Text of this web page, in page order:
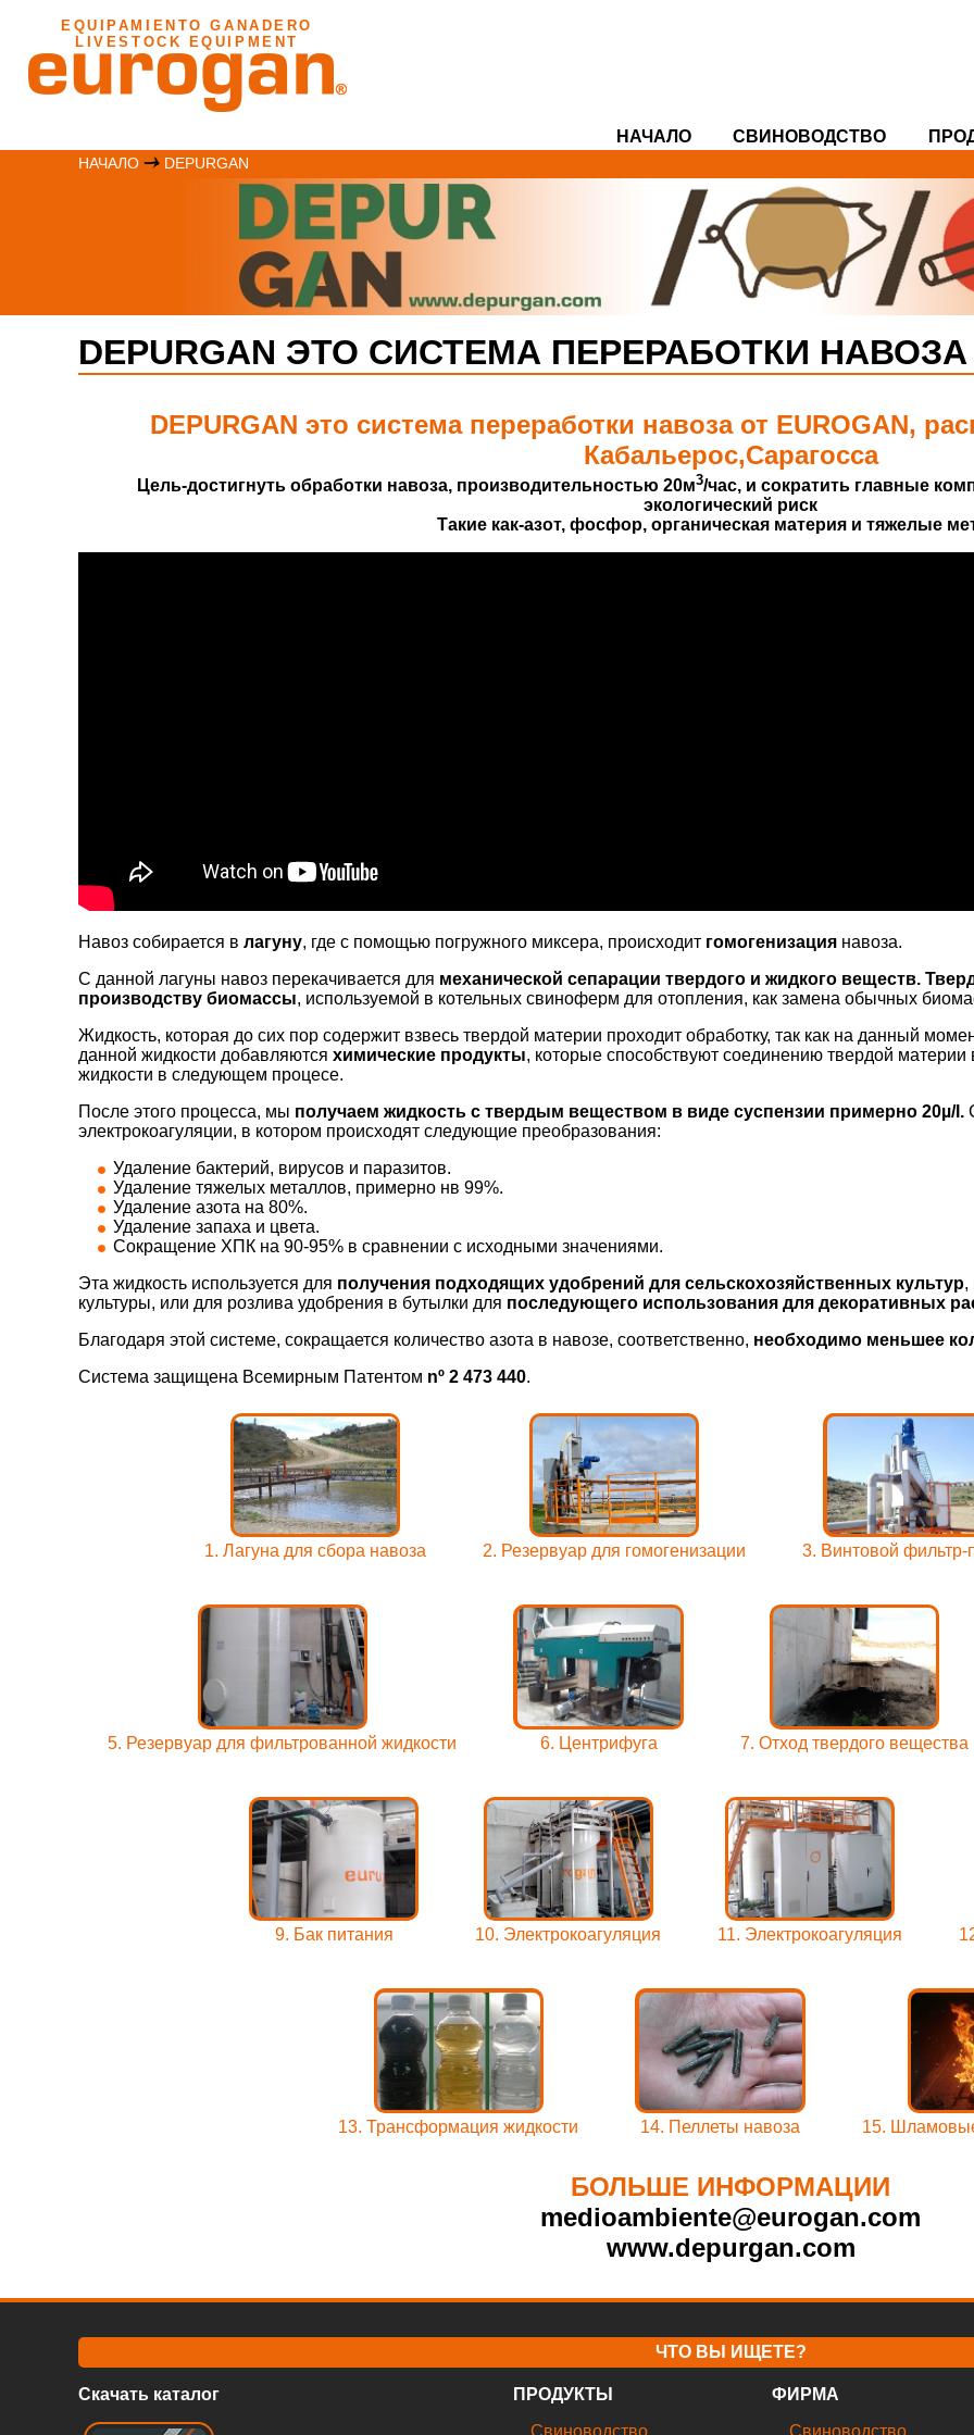
EQUIPAMIENTO GANADERO
LIVESTOCK EQUIPMENT
НАЧАЛО СВИНОВОДСТВO
НАЧАЛО DEPURGAN
DEPURGAN ЭТО СИСТЕМА ПЕРЕРАБОТКИ НАВОЗА
DEPURGAN это система переработки навоза от EUROGAN,
Кабальерос,Сарагосса
Цель-достигнуть обработки навоза, производительностью 20м3/час, и сократить главные
экологический риск
Такие как-азот, фосфор, органическая материя и тяжелые
Навоз собирается в лагуну, где с помощью погружного миксера, происходит гомогенизация навоза.
С данной лагуны навоз перекачивается для механической сепарации твердого и жидкого веществ.
производству биомассы, используемой в котельных свиноферм для отопления, как замена обычных
Жидкость, которая до сих пор содержит взвесь твердой материи проходит обработку, так как на данный
данной жидкости добавляются химические продукты, которые способствуют соединению твердой
жидкости в следующем процесе.
После этого процесса, мы получаем жидкость с твердым веществом в виде суспензии примерно 20µ/l.
электрокоагуляции, в котором происходят следующие преобразования:
Удаление бактерий, вирусов и паразитов.
Удаление тяжелых металлов, примерно нв 99%.
Удаление азота на 80%.
Удаление запаха и цвета.
Cокращение ХПК на 90-95% в сравнении с исходными значениями.
Эта жидкость используется для получения подходящих удобрений для сельскохозяйственных культур,
культуры, или для розлива удобрения в бутылки для последующего использования для декоративных
Благодаря этой системе, сокращается количество азота в навозе, соответственно, необходимо меньшее
Система защищена Всемирным Патентом nº 2 473 440.
1. Лагуна для сбора навоза 2. Резервуар для гомогенизации 3. Винтовой фильтр-
5. Резервуар для фильтрованной жидкости 6. Центрифуга 7. Отход твердого вещества
9. Бак питания 10. Электрокоагуляция 11. Электрокоагуляция
13. Трансформация жидкости 14. Пеллеты навоза 15.
БОЛЬШЕ ИНФОРМАЦИИ
medioambiente@eurogan.com
www.depurgan.com
ЧТО ВЫ ИЩЕТЕ?
Скачать каталог
ПРОДУКТЫ
Свиноводствo
ФИРМА
Свиноводствo